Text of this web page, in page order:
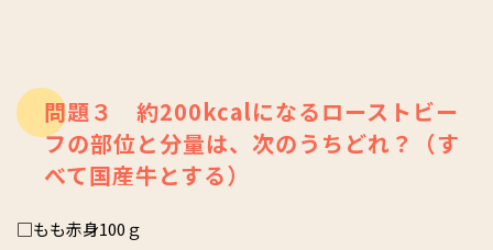
問題３ 約200kcalになるローストビー
フの部位と分量は、次のうちどれ？（す
べて国産牛とする）
□もも赤身100ｇ